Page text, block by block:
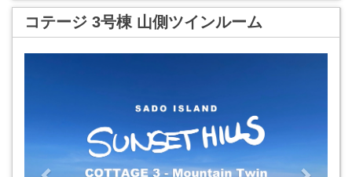
コテージ 3号棟 山側ツインルーム